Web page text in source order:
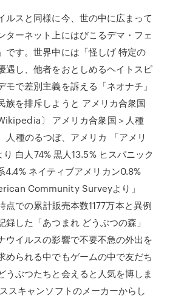
ルスと同様に今、世の中に広まって
ターネット上にはびこるデマ・フェ
です。世界中には「怪しげ 特定の
遇し、他者をおとしめるヘイトスピ
モで差別主義を訴える「ネオナチ」
族を排斥しようと アメリカ合衆国
〕 アメリカ合衆国＞人種
人種のるつぼ、アメリカ 「アメリ
り 白人74% 黒人13.5% ヒスパニック
4.4% ネイティブアメリカン0.8%
Community Surveyより」
点での累計販売本数1177万本と異例
録した「あつまれ どうぶつの森」
ウイルスの影響で不要不急の外出を
められる中でもゲームの中で友だち
うぶつたちと会えると人気を博しま
スキャンソフトのメーカーからし